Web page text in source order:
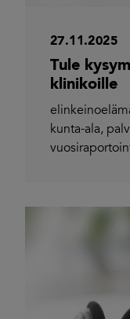
27.11.2025
Tule
klinikoille
kunta-ala,